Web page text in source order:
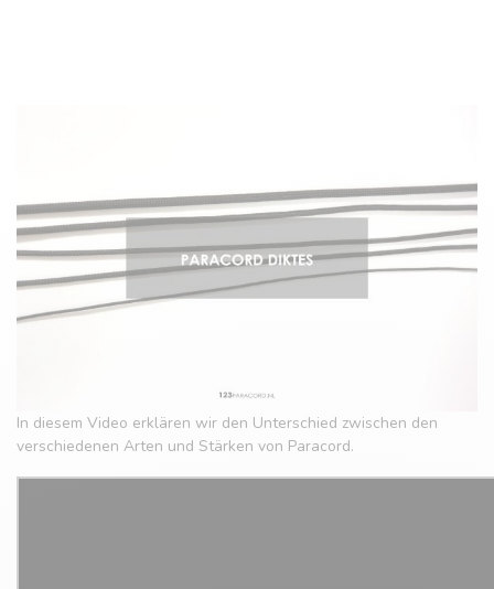
In diesem Video erklären wir den Unterschied zwischen den
verschiedenen Arten und Stärken von Paracord.